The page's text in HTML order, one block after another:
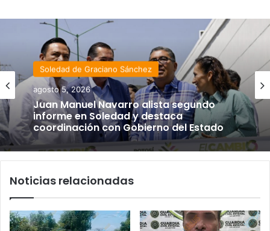
Soledad de Graciano Sánchez
agosto 5, 2026
Juan Manuel Navarro alista segundo
informe en Soledad y destaca
coordinación con Gobierno del Estado
Estado
agosto 4, 2026
Tangamanga y defiende llegada tras
Noticias relacionadas